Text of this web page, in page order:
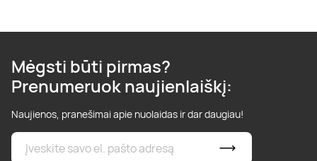
Mėgsti būti pirmas?
Prenumeruok naujienlaiškį:
Naujienos, pranešimai apie nuolaidas ir dar daugiau!